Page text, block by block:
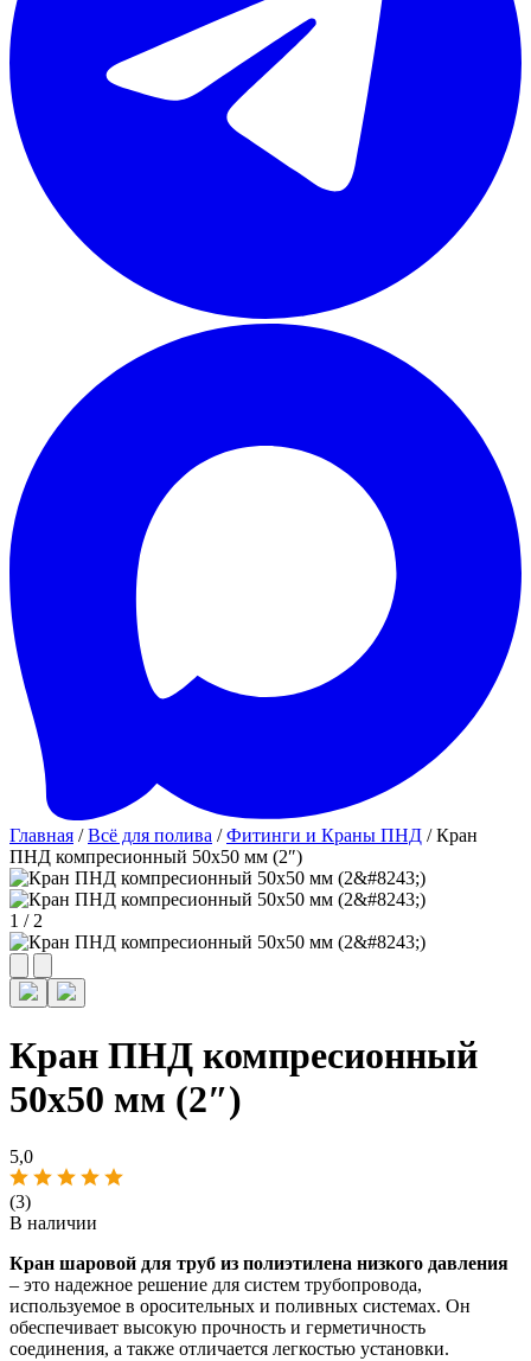
Главная /Всё для полива /Фитинги и Краны ПНД / Кран
ПНД компресионный 50х50 мм (2″)
1 / 2
Кран ПНД компресионный
50х50 мм (2″)
5,0
(3)
В наличии
Кран шаровой для труб из полиэтилена низкого давления
– это надежное решение для систем трубопровода,
используемое в оросительных и поливных системах. Он
обеспечивает высокую прочность и герметичность
соединения, а также отличается легкостью установки.